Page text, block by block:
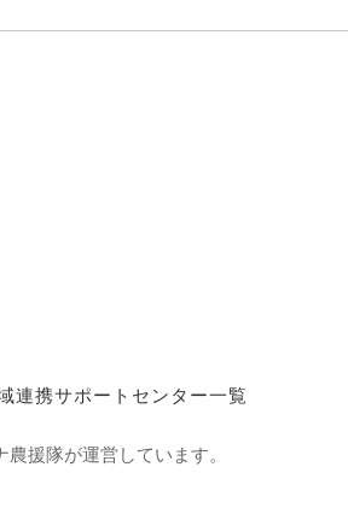
連携サポートセンター一覧
援隊が運営しています。